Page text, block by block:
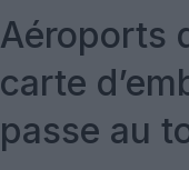
Aéroports
carte
passe au